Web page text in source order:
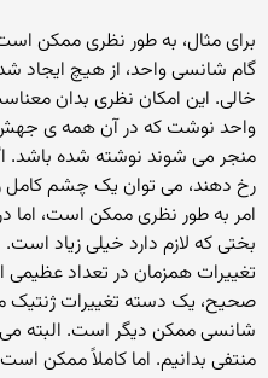
برای مثال، به طور نظری ممکن
گام شانسی واحد، از هیچ ایجاد
خالی. این امکان نظری بدان
واحد نوشت که در آن همه ی
منجر می شوند نوشته شده
رخ دهند، می توان یک چشم کامل
امر به طور نظری ممکن است، اما
بختی که لازم دارد خیلی زیاد
تغییرات همزمان در تعداد
صحیح، یک دسته تغییرات ژنتیک
شانسی ممکن دیگر است. البته می
منتفی بدانیم. اما کاملاً ممکن